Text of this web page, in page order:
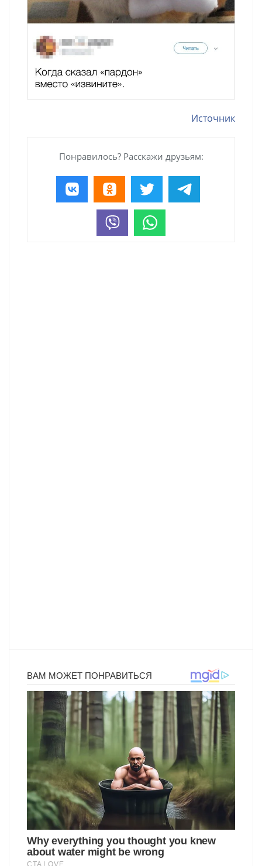
Источник
Понравилось? Расскажи друзьям: